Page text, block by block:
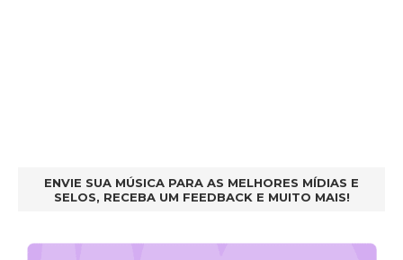
ENVIE SUA MÚSICA PARA AS MELHORES MÍDIAS E
SELOS, RECEBA UM FEEDBACK E MUITO MAIS!